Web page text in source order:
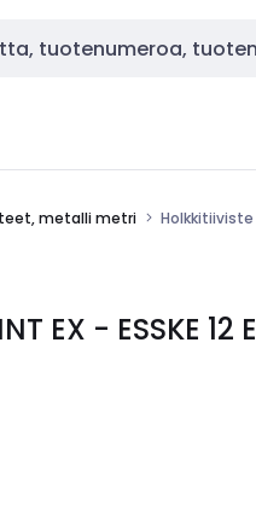
metalli metri Holkkitiiviste
EX - ESSKE 12